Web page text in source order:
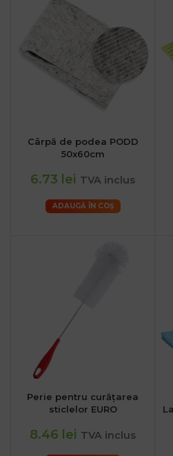
Cârpă de podea PODD
50x60cm
6.73 lei TVA inclus
ADAUGĂ ÎN COȘ
Perie pentru curățarea
sticlelor EURO
8.46 lei TVA inclus